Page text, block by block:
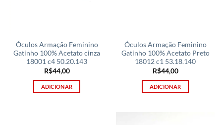
Óculos Armação Feminino
Gatinho 100% Acetato cinza
18001 c4 50.20.143
R$44,00
ADICIONAR
Óculos Armação Feminino
Gatinho 100% Acetato Preto
18012 c1 53.18.140
R$44,00
ADICIONAR